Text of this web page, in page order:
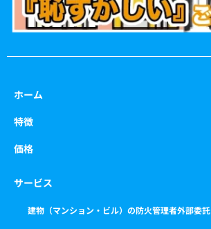
ホーム
特徴
価格
サービス
建物（マンション・ビル）の防火管理者外部委託